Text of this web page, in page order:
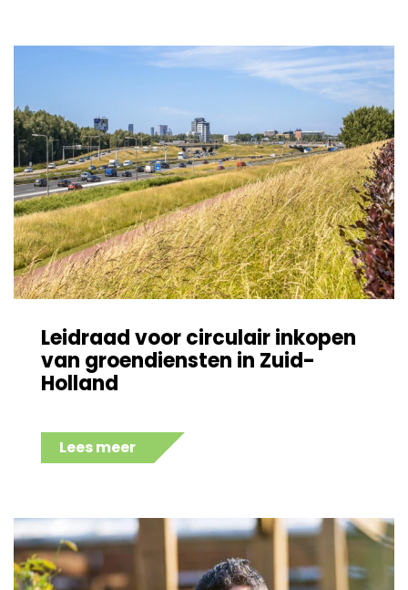
Leidraad voor circulair inkopen
van groendiensten in Zuid-
Holland
Lees meer